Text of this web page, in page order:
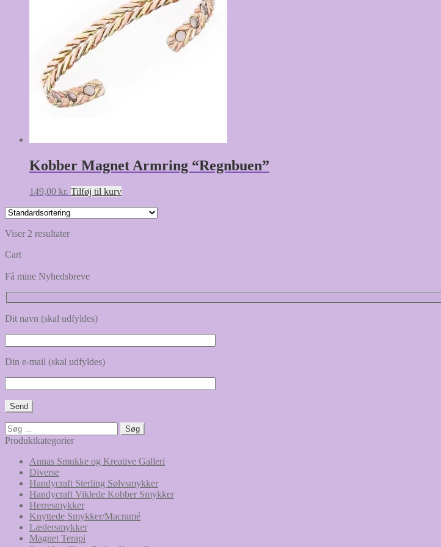
Kobber Magnet Armring “Regnbuen”
149,00 kr. Tilføj til kurv
Viser 2 resultater
Cart
Få mine Nyhedsbreve
Dit navn (skal udfyldes)
Din e-mail (skal udfyldes)
Søg
efter:
Produktkategorier
Annas Smukke og Kreative Galleri
Diverse
Handycraft Sterling Sølvsmykker
Handycraft Viklede Kobber Smykker
Herresmykker
Knyttede Smykker/Macramé
Lædersmykker
Magnet Terapi